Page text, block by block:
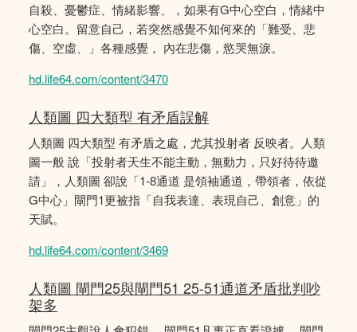
自殺、憂鬱症、情緒影響、，如果有G中心空白，情緒中
心空白。留意自己，若突然感覺不知何來的「難受、悲
傷、空虛、」各種感覺， 內在悲傷，慾哭無淚。
hd.life64.com/content/3470
人類圖 四大類型 有矛盾誤解
人類圖 四大類型 有矛盾之處，尤其投射者 反映者。人類
圖一般 說「投射者天生不能主動，無動力，只好待待邀
請」，人類圖 卻說「1-8通道 是領袖通道，帶領者，依從
G中心」閘門1更被指「自我表達、表現自己、創意」的
天賦。
hd.life64.com/content/3469
人類圖 閘門25與閘門51 25-51通道矛盾批判吵
架多